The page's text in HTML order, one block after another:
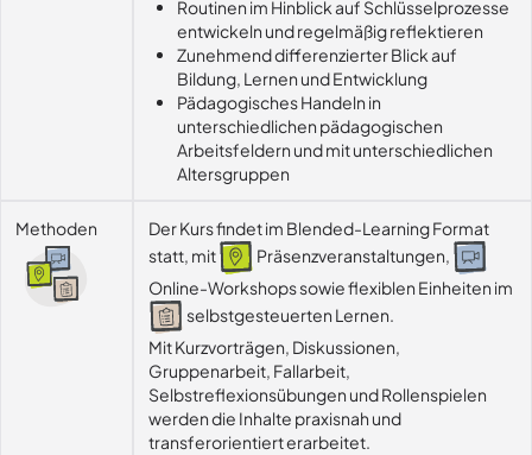
Routinen im Hinblick auf Schlüsselprozesse
entwickeln und regelmäßig reflektieren
Zunehmend differenzierter Blick auf
Bildung, Lernen und Entwicklung
Pädagogisches Handeln in
unterschiedlichen pädagogischen
Arbeitsfeldern und mit unterschiedlichen
Altersgruppen
Methoden
Der Kurs findet im Blended-Learning Format
statt, mit
Präsenzveranstaltungen,
Online-Workshops sowie flexiblen Einheiten im
selbstgesteuerten Lernen.
Mit Kurzvorträgen, Diskussionen,
Gruppenarbeit, Fallarbeit,
Selbstreflexionsübungen und Rollenspielen
werden die Inhalte praxisnah und
transferorientiert erarbeitet.